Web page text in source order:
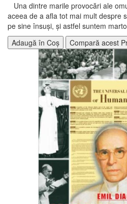
Una dintre marile provocări ale
aceea de a afla tot mai mult despre
pe sine însuşi, şi astfel suntem
Adaugă în Coș
Compară acest